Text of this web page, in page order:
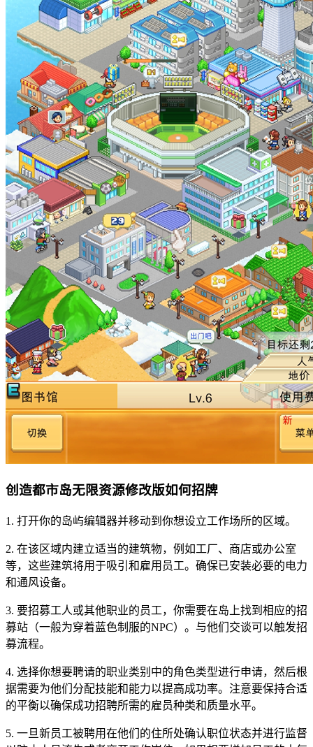
创造都市岛无限资源修改版如何招牌
1. 打开你的岛屿编辑器并移动到你想设立工作场所的区域。
2. 在该区域内建立适当的建筑物，例如工厂、商店或办公室
等，这些建筑将用于吸引和雇用员工。确保已安装必要的电力
和通风设备。
3. 要招募工人或其他职业的员工，你需要在岛上找到相应的招
募站（一般为穿着蓝色制服的NPC）。与他们交谈可以触发招
募流程。
4. 选择你想要聘请的职业类别中的角色类型进行申请，然后根
据需要为他们分配技能和能力以提高成功率。注意要保持合适
的平衡以确保成功招聘所需的雇员种类和质量水平。
5. 一旦新员工被聘用在他们的住所处确认职位状态并进行监督